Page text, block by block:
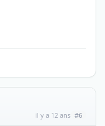
il y a 12 ans #6